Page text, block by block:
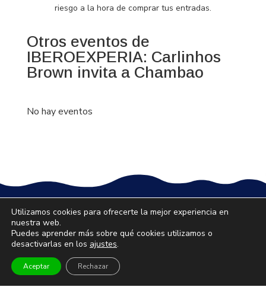
riesgo a la hora de comprar tus entradas.
Otros eventos de
IBEROEXPERIA: Carlinhos
Brown invita a Chambao
No hay eventos
CONCIERTOS Y FESTIVALES
Pop Rock
Latino
Flamenco Rumba
Utilizamos cookies para ofrecerte la mejor experiencia en
nuestra web.
Puedes aprender más sobre qué cookies utilizamos o
desactivarlas en los ajustes.
Aceptar Rechazar